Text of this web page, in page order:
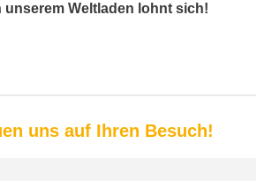
Weltladen lohnt sich!
uns auf Ihren Besuch!